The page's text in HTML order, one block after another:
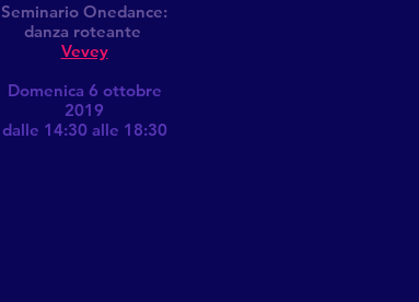
Seminario Onedance:
danza roteante
Vevey
Domenica 6 ottobre
2019
dalle 14:30 alle 18:30